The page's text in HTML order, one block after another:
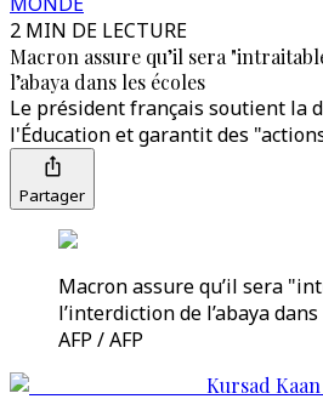
2 MIN DE LECTURE
Macron assure qu’il sera
l’abaya dans les écoles
Le président français soutient la
l'Éducation et garantit des
Partager
Macron assure qu’il sera
l’interdiction de l’abaya
AFP / AFP
Kursad